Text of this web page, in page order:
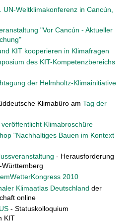
UN-Weltklimakonferenz in Cancún,
"Vor Cancún - Aktueller
KIT kooperieren in Klimafragen
des KIT-Kompetenzbereichs
der Helmholtz-Klimainitiative
Klimabüro am Tag der
veröffentlicht Klimabroschüre
"Nachhaltiges Bauen im Kontext
- Herausforderung
Württemberg
2010
Klimaatlas Deutschland der
online
- Statuskolloquium
KIT